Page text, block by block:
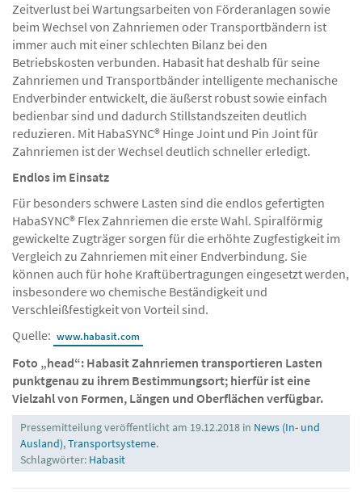
Zeitverlust bei Wartungsarbeiten von Förderanlagen sowie
beim Wechsel von Zahnriemen oder Transportbändern ist
immer auch mit einer schlechten Bilanz bei den
Betriebskosten verbunden. Habasit hat deshalb für seine
Zahnriemen und Transportbänder intelligente mechanische
Endverbinder entwickelt, die äußerst robust sowie einfach
bedienbar sind und dadurch Stillstandszeiten deutlich
reduzieren. Mit HabaSYNC® Hinge Joint und Pin Joint für
Zahnriemen ist der Wechsel deutlich schneller erledigt.
Endlos im Einsatz
Für besonders schwere Lasten sind die endlos gefertigten
HabaSYNC® Flex Zahnriemen die erste Wahl. Spiralförmig
gewickelte Zugträger sorgen für die erhöhte Zugfestigkeit im
Vergleich zu Zahnriemen mit einer Endverbindung. Sie
können auch für hohe Kraftübertragungen eingesetzt werden,
insbesondere wo chemische Beständigkeit und
Verschleißfestigkeit von Vorteil sind.
Quelle: www.habasit.com
Foto „head“: Habasit Zahnriemen transportieren Lasten
punktgenau zu ihrem Bestimmungsort; hierfür ist eine
Vielzahl von Formen, Längen und Oberflächen verfügbar.
Pressemitteilung veröffentlicht am 19.12.2018 in News (In- und
Ausland),Transportsysteme.
Schlagwörter: Habasit